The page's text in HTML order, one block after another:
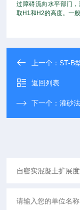
过障碍流向水平部门
取H1和H2的高度。一
上一个：ST-B
返回列表
下一个：灌砂